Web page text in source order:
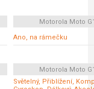
Motorola Moto
Ano, na rámečku
Motorola Moto
Světelný, Přiblížení,